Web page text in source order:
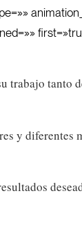
trabajo tanto
y diferentes